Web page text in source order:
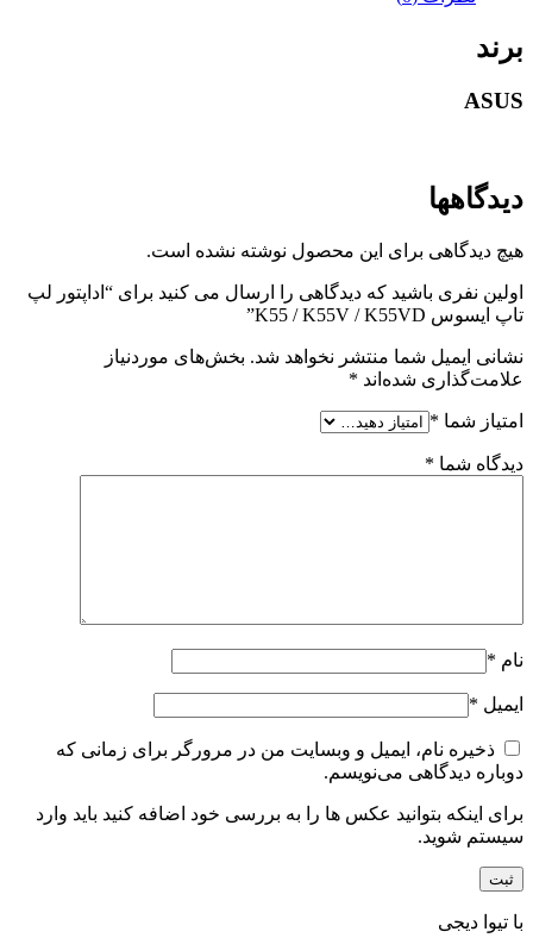
برند
ASUS
دیدگاهها
هیچ دیدگاهی برای این محصول نوشته نشده است.
اولین نفری باشید که دیدگاهی را ارسال می کنید برای “اداپتور لپ
تاپ ایسوس K55 / K55V / K55VD”
نشانی ایمیل شما منتشر نخواهد شد. بخش‌های موردنیاز
علامت‌گذاری شده‌اند *
امتیاز شما *
دیدگاه شما *
نام *
ایمیل *
ذخیره نام، ایمیل و وبسایت من در مرورگر برای زمانی که
دوباره دیدگاهی می‌نویسم.
برای اینکه بتوانید عکس ها را به بررسی خود اضافه کنید باید وارد
سیستم شوید.
با تیوا دیجی